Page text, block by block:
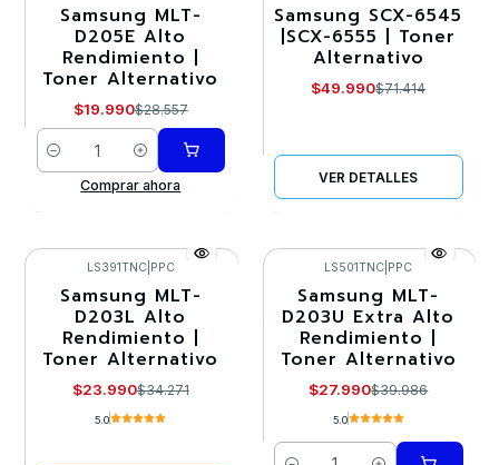
-30%
Samsung MLT-
D205E Alto
Rendimiento |
Toner Alternativo
$19.990$28.557
Cantidad
Comprar ahora
-30%
Agotado
Samsung SCX-6545
|SCX-6555 | Toner
Alternativo
$49.990$71.414
VER DETALLES
-30%
Agotado
LS391TNC| PPC
Samsung MLT-
D203L Alto
Rendimiento |
Toner Alternativo
$23.990$34.271
5.0
-30%
LS501TNC PPC
Samsung MLT-
D203U Extra Alto
Rendimiento |
Toner Alternativo
$27.990$39.986
5.0